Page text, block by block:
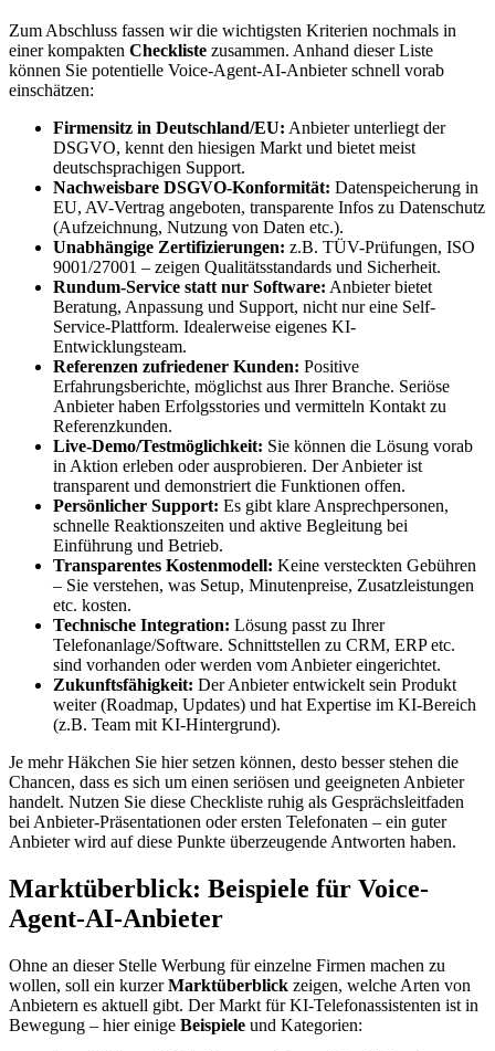
Zum Abschluss fassen wir die wichtigsten Kriterien nochmals in
einer kompakten Checkliste zusammen. Anhand dieser Liste
können Sie potentielle Voice-Agent-AI-Anbieter schnell vorab
einschätzen:
Firmensitz in Deutschland/EU: Anbieter unterliegt der
DSGVO, kennt den hiesigen Markt und bietet meist
deutschsprachigen Support.
Nachweisbare DSGVO-Konformität: Datenspeicherung in
EU, AV-Vertrag angeboten, transparente Infos zu Datenschutz
(Aufzeichnung, Nutzung von Daten etc.).
Unabhängige Zertifizierungen: z.B. TÜV-Prüfungen, ISO
9001/27001 – zeigen Qualitätsstandards und Sicherheit.
Rundum-Service statt nur Software: Anbieter bietet
Beratung, Anpassung und Support, nicht nur eine Self-
Service-Plattform. Idealerweise eigenes KI-
Entwicklungsteam.
Referenzen zufriedener Kunden: Positive
Erfahrungsberichte, möglichst aus Ihrer Branche. Seriöse
Anbieter haben Erfolgsstories und vermitteln Kontakt zu
Referenzkunden.
Live-Demo/Testmöglichkeit: Sie können die Lösung vorab
in Aktion erleben oder ausprobieren. Der Anbieter ist
transparent und demonstriert die Funktionen offen.
Persönlicher Support: Es gibt klare Ansprechpersonen,
schnelle Reaktionszeiten und aktive Begleitung bei
Einführung und Betrieb.
Transparentes Kostenmodell: Keine versteckten Gebühren
– Sie verstehen, was Setup, Minutenpreise, Zusatzleistungen
etc. kosten.
Technische Integration: Lösung passt zu Ihrer
Telefonanlage/Software. Schnittstellen zu CRM, ERP etc.
sind vorhanden oder werden vom Anbieter eingerichtet.
Zukunftsfähigkeit: Der Anbieter entwickelt sein Produkt
weiter (Roadmap, Updates) und hat Expertise im KI-Bereich
(z.B. Team mit KI-Hintergrund).
Je mehr Häkchen Sie hier setzen können, desto besser stehen die
Chancen, dass es sich um einen seriösen und geeigneten Anbieter
handelt. Nutzen Sie diese Checkliste ruhig als Gesprächsleitfaden
bei Anbieter-Präsentationen oder ersten Telefonaten – ein guter
Anbieter wird auf diese Punkte überzeugende Antworten haben.
Marktüberblick: Beispiele für Voice-
Agent-AI-Anbieter
Ohne an dieser Stelle Werbung für einzelne Firmen machen zu
wollen, soll ein kurzerMarktüberblick zeigen, welche Arten von
Anbietern es aktuell gibt. Der Markt für KI-Telefonassistenten ist in
Bewegung – hier einige Beispiele und Kategorien: